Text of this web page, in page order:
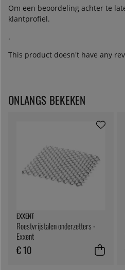
Om een beoordeling achter te
klantprofiel.
.
This product doesn't have any
ONLANGS BEKEKEN
EXXENT
Roestvrijstalen onderzetters -
Exxent
€ 10